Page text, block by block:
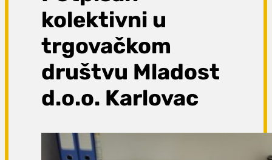
a
kolektivni u
trgovačkom
društvu Mladost
d.o.o. Karlovac